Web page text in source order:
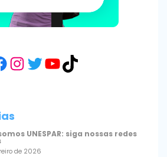
Instagram
Twitter
YouTube
TikTok
UNESPAR: siga nossas redes
de 2026